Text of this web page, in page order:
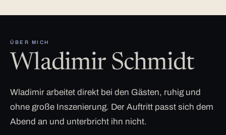
ÜBER MICH
Wladimir Schmidt
Wladimir arbeitet direkt bei den Gästen, ruhig und
ohne große Inszenierung. Der Auftritt passt sich dem
Abend an und unterbricht ihn nicht.